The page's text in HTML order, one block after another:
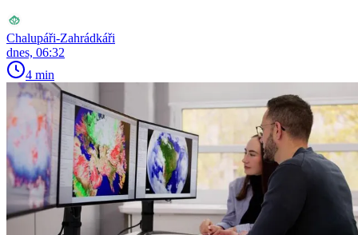
Chalupáři-Zahrádkáři
dnes, 06:32
4 min